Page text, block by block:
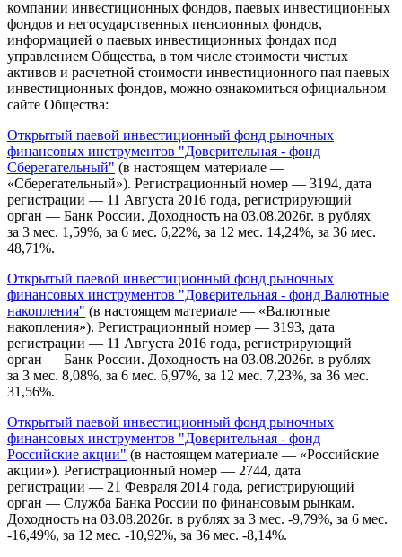
компании инвестиционных фондов, паевых инвестиционных
фондов и негосударственных пенсионных фондов,
информацией о паевых инвестиционных фондах под
управлением Общества, в том числе стоимости чистых
активов и расчетной стоимости инвестиционного пая паевых
инвестиционных фондов, можно ознакомиться официальном
сайте Общества:
Открытый паевой инвестиционный фонд рыночных
финансовых инструментов "Доверительная - фонд
Сберегательный" (в настоящем материале —
«Сберегательный»). Регистрационный номер — 3194, дата
регистрации — 11 Августа 2016 года, регистрирующий
орган — Банк России. Доходность на 03.08.2026г. в рублях
за 3 мес. 1,59%, за 6 мес. 6,22%, за 12 мес. 14,24%, за 36 мес.
48,71%.
Открытый паевой инвестиционный фонд рыночных
финансовых инструментов "Доверительная - фонд Валютные
накопления" (в настоящем материале — «Валютные
накопления»). Регистрационный номер — 3193, дата
регистрации — 11 Августа 2016 года, регистрирующий
орган — Банк России. Доходность на 03.08.2026г. в рублях
за 3 мес. 8,08%, за 6 мес. 6,97%, за 12 мес. 7,23%, за 36 мес.
31,56%.
Открытый паевой инвестиционный фонд рыночных
финансовых инструментов "Доверительная - фонд
Российские акции" (в настоящем материале — «Российские
акции»). Регистрационный номер — 2744, дата
регистрации — 21 Февраля 2014 года, регистрирующий
орган — Служба Банка России по финансовым рынкам.
Доходность на 03.08.2026г. в рублях за 3 мес. -9,79%, за 6 мес.
-16,49%, за 12 мес. -10,92%, за 36 мес. -8,14%.